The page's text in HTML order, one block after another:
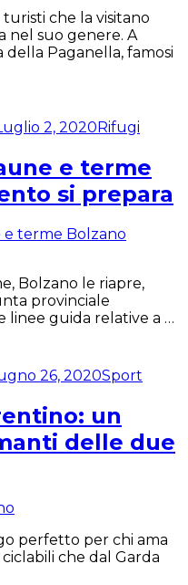
che la visitano
nel suo genere. A
Paganella, famosi
2, 2020Rifugi
e terme
si prepara
Bolzano le riapre,
provinciale
linee guida relative a …
26, 2020Sport
un
delle due
perfetto per chi ama
che dal Garda